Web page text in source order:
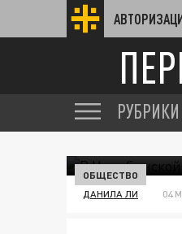
РУБРИКИ
ОБЩЕСТВО
ДАНИЛА ЛИ 04